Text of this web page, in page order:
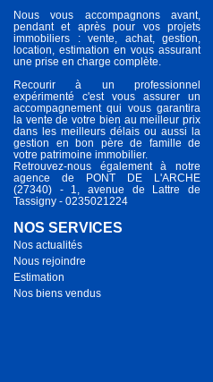
Nous vous accompagnons avant,
pendant et après pour vos projets
immobiliers : vente, achat, gestion,
location, estimation en vous assurant
une prise en charge complète.
Recourir à un professionnel
expérimenté c'est vous assurer un
accompagnement qui vous garantira
la vente de votre bien au meilleur prix
dans les meilleurs délais ou aussi la
gestion en bon père de famille de
votre patrimoine immobilier.
Retrouvez-nous également à notre
agence de PONT DE L'ARCHE
(27340) - 1, avenue de Lattre de
Tassigny - 0235021224
NOS SERVICES
Nos actualités
Nous rejoindre
Estimation
Nos biens vendus